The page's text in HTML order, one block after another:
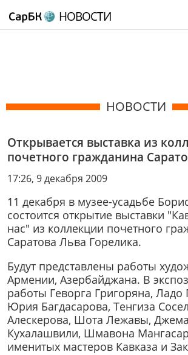
НОВОСТИ
НОВОСТИ
Открывается выставка из
почетного гражданина
17:26, 9 декабря 2009
11 декабря в музее-усадьбе
состоится открытие выставки
нас" из коллекции почетного
Саратова Льва Горелика.
Будут представлены работы
Армении, Азербайджана. В
работы Геворга Григоряна, Ладо
Юрия Багдасарова, Тенгиза
Алескерова, Шота Лежавы,
Кухалашвили, Шмавона
именитых мастеров Кавказа и